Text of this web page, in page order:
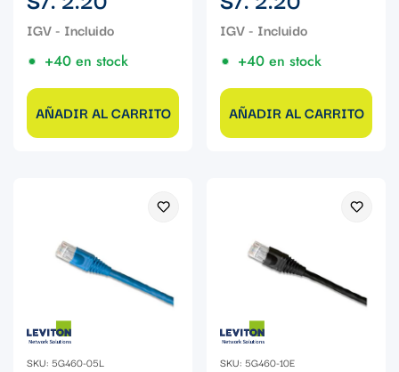
regular
+40 en stock
AÑADIR AL CARRITO
regular
+40 en stock
AÑADIR AL CARRITO
SKU: 5G460-05L SKU: 5G460-10E